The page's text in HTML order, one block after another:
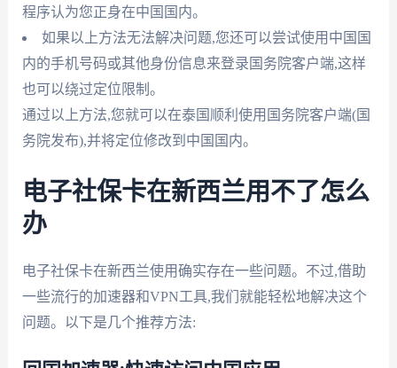
程序认为您正身在中国国内。
如果以上方法无法解决问题,您还可以尝试使用中国国
内的手机号码或其他身份信息来登录国务院客户端,这样
也可以绕过定位限制。
通过以上方法,您就可以在泰国顺利使用国务院客户端(国
务院发布),并将定位修改到中国国内。
电子社保卡在新西兰用不了怎么
办
电子社保卡在新西兰使用确实存在一些问题。不过,借助
一些流行的加速器和VPN工具,我们就能轻松地解决这个
问题。以下是几个推荐方法: